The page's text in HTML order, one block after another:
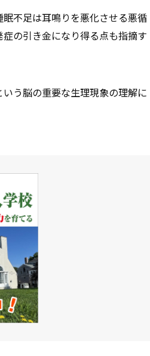
不足は耳鳴りを悪化させる悪循
の引き金になり得る点も指摘す
う脳の重要な生理現象の理解に